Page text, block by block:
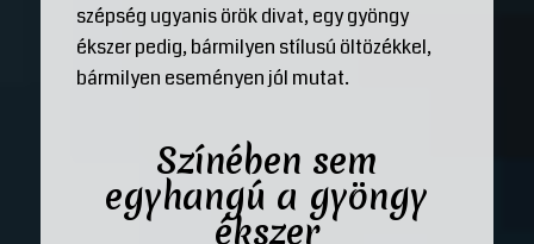
szépség ugyanis örök divat, egy gyöngy
ékszer pedig, bármilyen stílusú öltözékkel,
bármilyen eseményen jól mutat.
Színében sem
egyhangú a gyöngy
ékszer